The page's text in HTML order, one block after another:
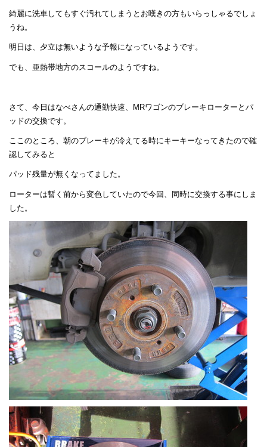
綺麗に洗車してもすぐ汚れてしまうとお嘆きの方もいらっしゃるでしょ
うね。
明日は、夕立は無いような予報になっているようです。
でも、亜熱帯地方のスコールのようですね。
さて、今日はなべさんの通勤快速、MRワゴンのブレーキローターとパ
ッドの交換です。
ここのところ、朝のブレーキが冷えてる時にキーキーなってきたので確
認してみると
パッド残量が無くなってました。
ローターは暫く前から変色していたので今回、同時に交換する事にしま
した。